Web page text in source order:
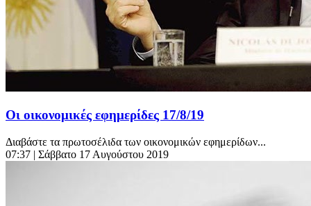
Οι οικονομικές εφημερίδες 17/8/19
Διαβάστε τα πρωτοσέλιδα των οικονομικών εφημερίδων...
07:37 | Σάββατο 17 Αυγούστου 2019